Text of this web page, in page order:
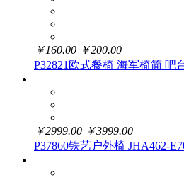
￥160.00 ￥200.00
P32821欧式餐椅 海军椅简 吧
￥2999.00 ￥3999.00
P37860铁艺户外椅 JHA462-